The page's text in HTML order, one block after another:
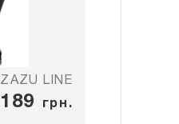
ZAZU LINE
189 грн.